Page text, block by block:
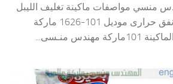
مهندس منسي مواصفات ماكينة تغليف الليبل
من نوع شرينك سليف نفق حرارى موديل 101-1626 ماركة
منـسى...